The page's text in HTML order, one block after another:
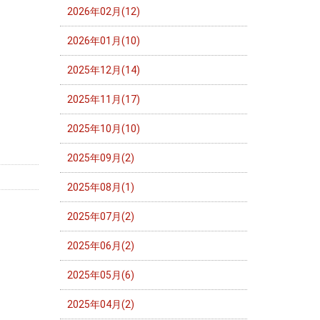
2026年02月(12)
2026年01月(10)
2025年12月(14)
2025年11月(17)
2025年10月(10)
2025年09月(2)
2025年08月(1)
2025年07月(2)
2025年06月(2)
2025年05月(6)
2025年04月(2)